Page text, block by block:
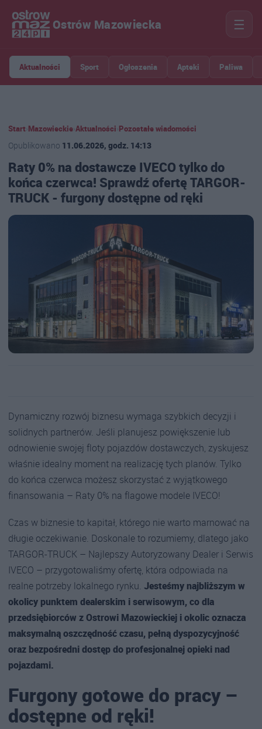
Ostrów Mazowiecka ☰
Aktualności Sport Ogłoszenia Apteki Paliwa
Start Mazowieckie Aktualności Pozostałe wiadomości
Opublikowano 11.06.2026, godz. 14:13
Raty 0% na dostawcze IVECO tylko do
końca czerwca! Sprawdź ofertę TARGOR-
TRUCK - furgony dostępne od ręki
Dynamiczny rozwój biznesu wymaga szybkich decyzji i
solidnych partnerów. Jeśli planujesz powiększenie lub
odnowienie swojej floty pojazdów dostawczych, zyskujesz
właśnie idealny moment na realizację tych planów. Tylko
do końca czerwca możesz skorzystać z wyjątkowego
finansowania – Raty 0% na flagowe modele IVECO!
Czas w biznesie to kapitał, którego nie warto marnować na
długie oczekiwanie. Doskonale to rozumiemy, dlatego jako
TARGOR-TRUCK – Najlepszy Autoryzowany Dealer i Serwis
IVECO – przygotowaliśmy ofertę, która odpowiada na
realne potrzeby lokalnego rynku. Jesteśmy najbliższym w
okolicy punktem dealerskim i serwisowym, co dla
przedsiębiorców z Ostrowi Mazowieckiej i okolic oznacza
maksymalną oszczędność czasu, pełną dyspozycyjność
oraz bezpośredni dostęp do profesjonalnej opieki nad
pojazdami.
Furgony gotowe do pracy –
dostępne od ręki!